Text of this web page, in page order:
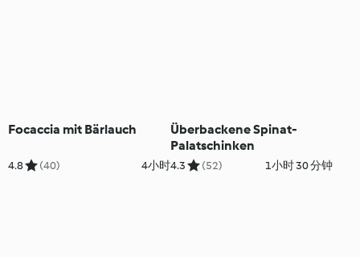
Focaccia mit Bärlauch
4.8 (40) 4小时
Überbackene Spinat-
Palatschinken
4.3 (52) 1小时 30 分钟